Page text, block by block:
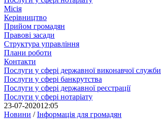
Місія
Керівництво
Прийом громадян
Правові засади
Структура управління
Плани роботи
Контакти
Послуги у сфері державної виконавчої служби
Послуги у сфері банкрутства
Послуги у сфері державної реєстрації
Послуги у сфері нотаріату
23-07-202012:05
Новини /Інформація для громадян